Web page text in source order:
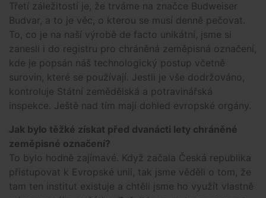
Třetí záležitostí je, že trváme na značce Budweiser
Budvar, a to je věc, o kterou se musí denně pečovat.
To, co je na naší výrobě de facto unikátní, jsme si
zanesli i do registru pro chráněná zeměpisná označení,
kde je popsán náš technologický postup včetně
surovin, které se používají. Jestli je vše dodržováno,
kontroluje Státní zemědělská a potravinářská
inspekce. Ještě nad tím mají dohled evropské orgány.
Jak bylo těžké získat před dvanácti lety chráněné
zeměpisné označení?
To bylo hodně zajímavé. Když začala Česká republika
přistupovat k Evropské unii, tak jsme věděli o tom, že
tam ten institut existuje a chtěli jsme ho využít vlastně